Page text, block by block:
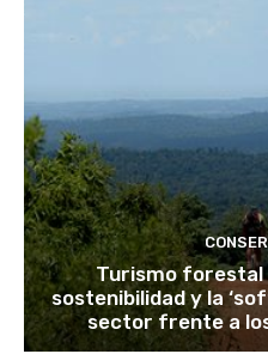
Turismo forestal
sostenibilidad y la
sector frente a